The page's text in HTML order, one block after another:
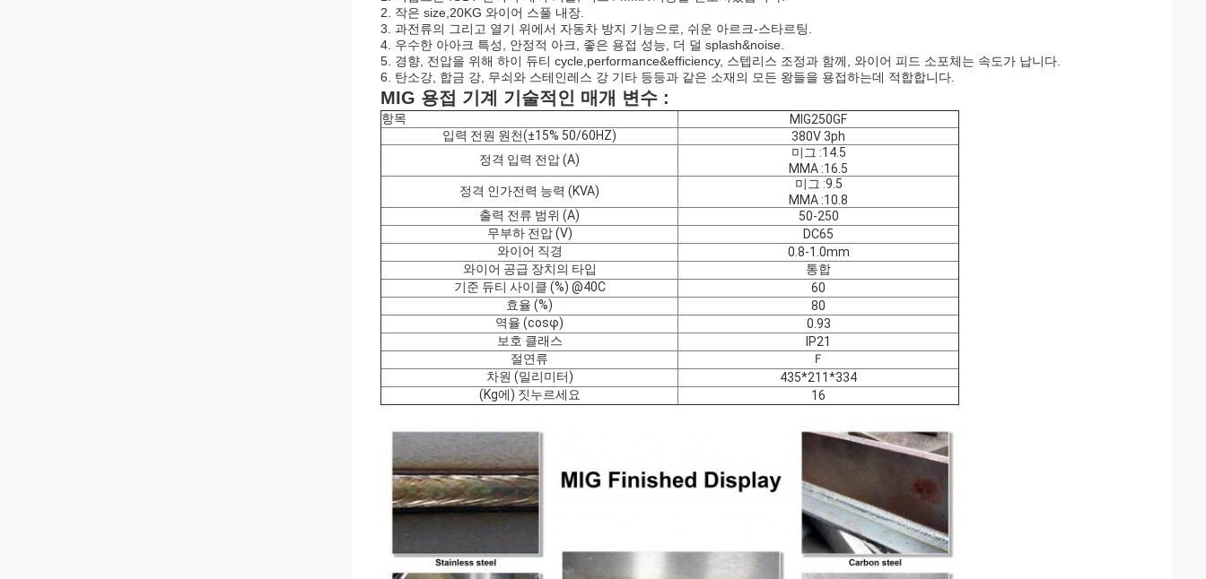
2. 작은 size,20KG 와이어 스풀 내장.
3. 과전류의 그리고 열기 위에서 자동차 방지 기능으로, 쉬운 아르크-스타르팅.
4. 우수한 아아크 특성, 안정적 아크, 좋은 용접 성능, 더 덜 splash&noise.
5. 경향, 전압을 위해 하이 듀티 cycle,performance&efficiency, 스텝리스 조정과 함께, 와이어 피드 소포체는 속도가 납니다.
6. 탄소강, 합금 강, 무쇠와 스테인레스 강 기타 등등과 같은 소재의 모든 왕들을 용접하는데 적합합니다.
MIG 용접 기계 기술적인 매개 변수 :
항목
MIG250GF
입력 전원 원천(±15% 50/60HZ)
380V 3ph
정격 입력 전압 (A)
미그 :14.5
MMA :16.5
정격 인가전력 능력 (KVA)
미그 :9.5
MMA :10.8
출력 전류 범위 (A)
50-250
무부하 전압 (V)
DC65
와이어 직경
0.8-1.0mm
와이어 공급 장치의 타입
통합
기준 듀티 사이클 (%) @40C
60
효율 (%)
80
역율 (cosφ)
0.93
보호 클래스
IP21
절연류
Ｆ
차원 (밀리미터)
435*211*334
(Kg에) 짓누르세요
16